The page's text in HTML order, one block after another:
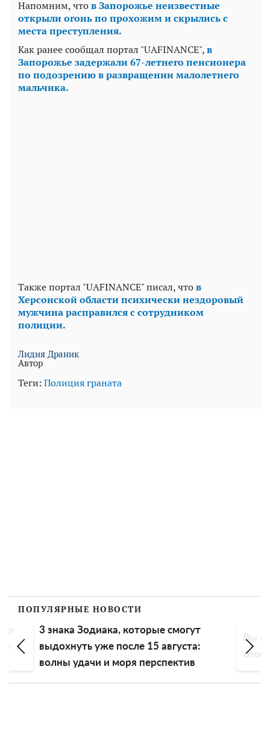
Напомним, чтов Запорожье неизвестные
открыли огонь по прохожим и скрылись с
места преступления.
Как ранее сообщал портал "UAFINANCE",в
Запорожье задержали 67-летнего пенсионера
по подозрению в развращении малолетнего
мальчика.
Также портал "UAFINANCE" писал, чтов
Херсонской области психически нездоровый
мужчина расправился с сотрудником
полиции.
Лидия Драник
Автор
Теги: Полицияграната
ПОПУЛЯРНЫЕ НОВОСТИ
3 знака Зодиака, которые смогут
выдохнуть уже после 15 августа:
волны удачи и моря перспектив
Вы